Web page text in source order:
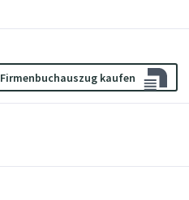
Firmenbuchauszug kaufen